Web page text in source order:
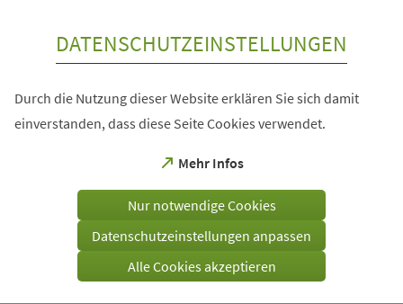
DATENSCHUTZEINSTELLUNGEN
Durch die Nutzung dieser Website erklären Sie sich damit
einverstanden, dass diese Seite Cookies verwendet.
Mehr Infos
(Öffnet
einem
Tab)
Nur notwendige Cookies
Datenschutzeinstellungen anpassen
Alle Cookies akzeptieren